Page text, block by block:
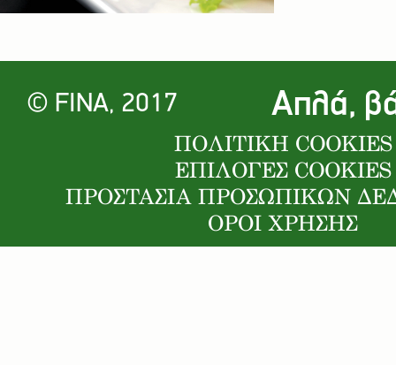
© FINA, 2017 Απλά,
ΠΟΛΙΤΙΚΗ COOKIES
ΕΠΙΛΟΓΕΣ COOKIES
ΠΡΟΣΤΑΣΙΑ ΠΡΟΣΩΠΙΚΩΝ
ΟΡΟΙ ΧΡΗΣΗΣ